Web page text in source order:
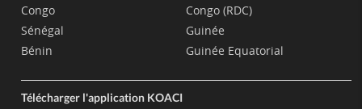
Congo
Sénégal
Bénin
Congo (RDC)
Guinée
Guinée Equatorial
Télécharger l'application KOACI